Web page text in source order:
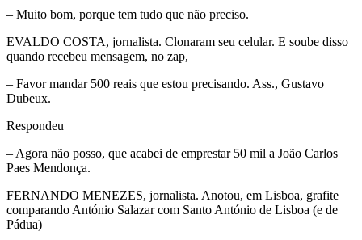
– Muito bom, porque tem tudo que não preciso.
EVALDO COSTA, jornalista. Clonaram seu celular. E soube disso
quando recebeu mensagem, no zap,
– Favor mandar 500 reais que estou precisando. Ass., Gustavo
Dubeux.
Respondeu
– Agora não posso, que acabei de emprestar 50 mil a João Carlos
Paes Mendonça.
FERNANDO MENEZES, jornalista. Anotou, em Lisboa, grafite
comparando António Salazar com Santo António de Lisboa (e de
Pádua)